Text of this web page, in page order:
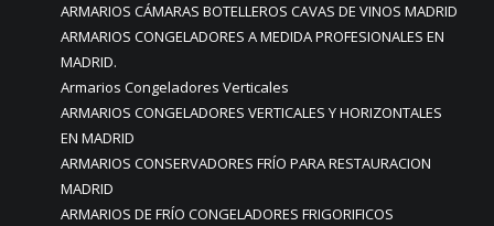
ARMARIOS CÁMARAS BOTELLEROS CAVAS DE VINOS MADRID
ARMARIOS CONGELADORES A MEDIDA PROFESIONALES EN
MADRID.
Armarios Congeladores Verticales
ARMARIOS CONGELADORES VERTICALES Y HORIZONTALES
EN MADRID
ARMARIOS CONSERVADORES FRÍO PARA RESTAURACION
MADRID
ARMARIOS DE FRÍO CONGELADORES FRIGORIFICOS